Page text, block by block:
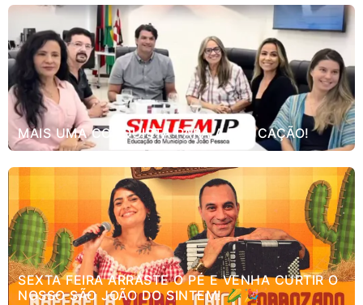
MAIS UMA CONQUISTA PARA A EDUCAÇÃO!
SEXTA FEIRA ARRASTE O PÉ E VENHA CURTIR O
NOSSO SÃO JOÃO DO SINTEM! 🌽🎉